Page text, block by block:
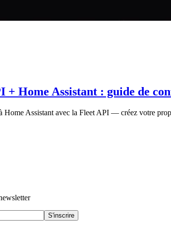
+ Home Assistant : guide de
Home Assistant avec la Fleet API — créez votre
S'inscrire